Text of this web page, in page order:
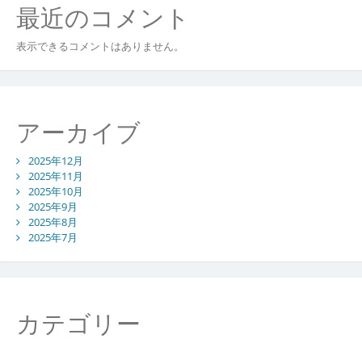
最近のコメント
表示できるコメントはありません。
アーカイブ
2025年12月
2025年11月
2025年10月
2025年9月
2025年8月
2025年7月
カテゴリー